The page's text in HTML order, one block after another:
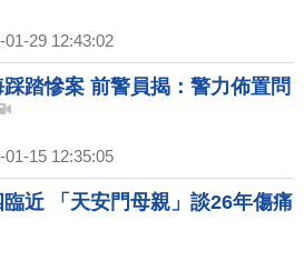
01-29 12:43:02
踏慘案 前警員揭：警力佈置問
01-15 12:35:05
臨近 「天安門母親」談26年傷痛